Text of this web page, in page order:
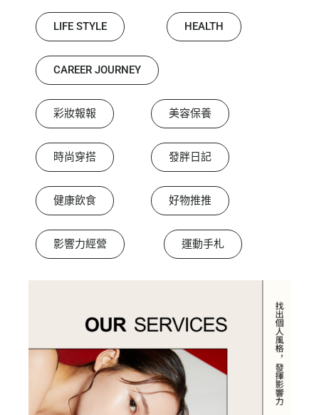
LIFE STYLE HEALTH
CAREER JOURNEY
彩妝報報 美容保養
時尚穿搭 發胖日記
健康飲食 好物推推
影響力經營 運動手札